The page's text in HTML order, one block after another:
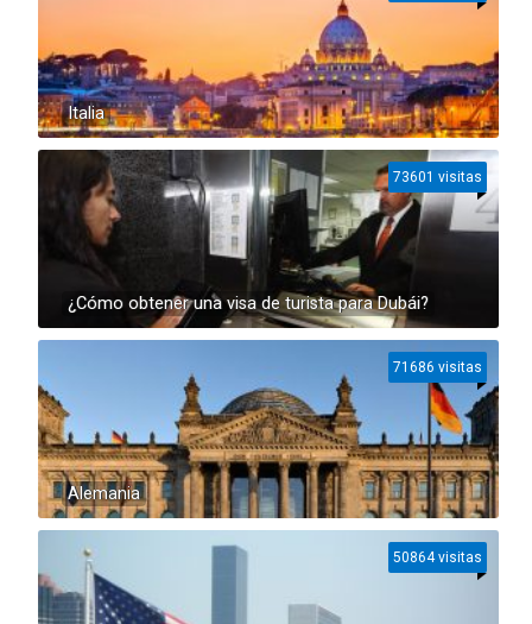
Italia
¿Cómo obtener una visa de turista para Dubái?
73601 visitas
Alemania
71686 visitas
50864 visitas